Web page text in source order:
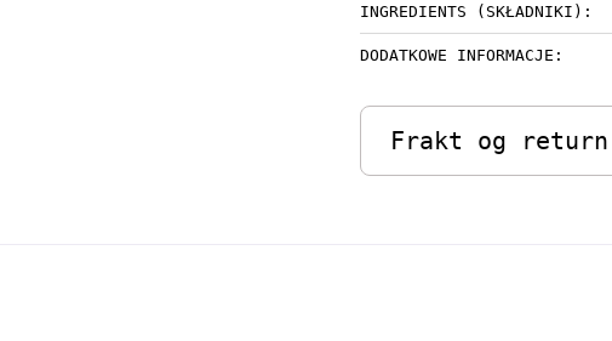
INGREDIENTS (SKŁADNIKI):
DODATKOWE INFORMACJE:
Frakt og return